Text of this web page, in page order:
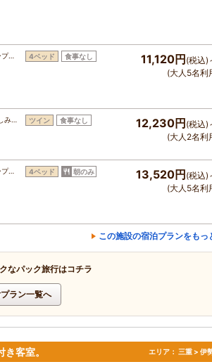
… 4ベッド 食事なし 11,120円 (税込)
(大人5名利
み… ツイン 食事なし 12,230円 (税込)
(大人2名利
… 4ベッド 朝のみ 13,520円 (税込)
(大人5名利
この施設の宿泊プランをもっ
なパック旅行はコチラ
ラン一覧へ
客室。 エリア： 三重 > 伊